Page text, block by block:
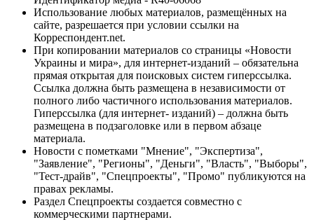
Использование любых материалов, размещённых на
сайте, разрешается при условии ссылки на
Корреспондент.net.
При копировании материалов со страницы «Новости
Украины и мира», для интернет-изданий – обязательна
прямая открытая для поисковых систем гиперссылка.
Ссылка должна быть размещена в независимости от
полного либо частичного использования материалов.
Гиперссылка (для интернет- изданий) – должна быть
размещена в подзаголовке или в первом абзаце
материала.
Новости с пометками "Мнение", "Экспертиза",
"Заявление", "Регионы", "Деньги", "Власть", "Выборы",
"Тест-драйв", "Спецпроекты", "Промо" публикуются на
правах рекламы.
Раздел Спецпроекты создается совместно с
коммерческими партнерами.